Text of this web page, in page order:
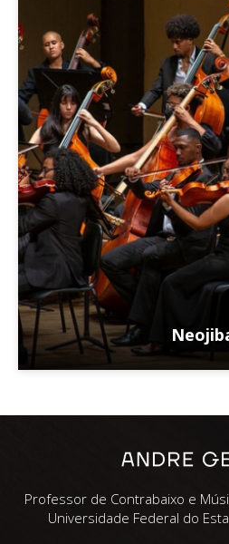
Professor de Contrabaixo e
Universidade Federal do